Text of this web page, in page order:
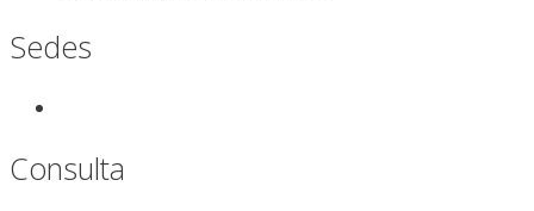
Sedes
Consulta